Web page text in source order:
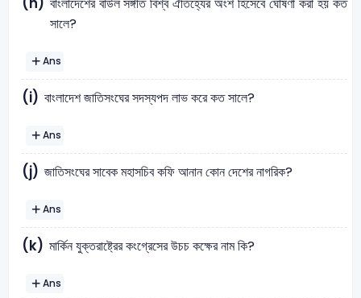
সালে?
Ans
(i) বাংলাদেশ জাতিসংঘের সদস্যপদ লাভ করে কত সালে?
Ans
(j) জাতিসংঘের সাবেক মহাসচিব কফি আনান কোন দেশের নাগরিক?
Ans
(k) মার্কিন যুক্তরাষ্ট্রের কংগ্রেসের উচচ কক্ষের নাম কি?
Ans